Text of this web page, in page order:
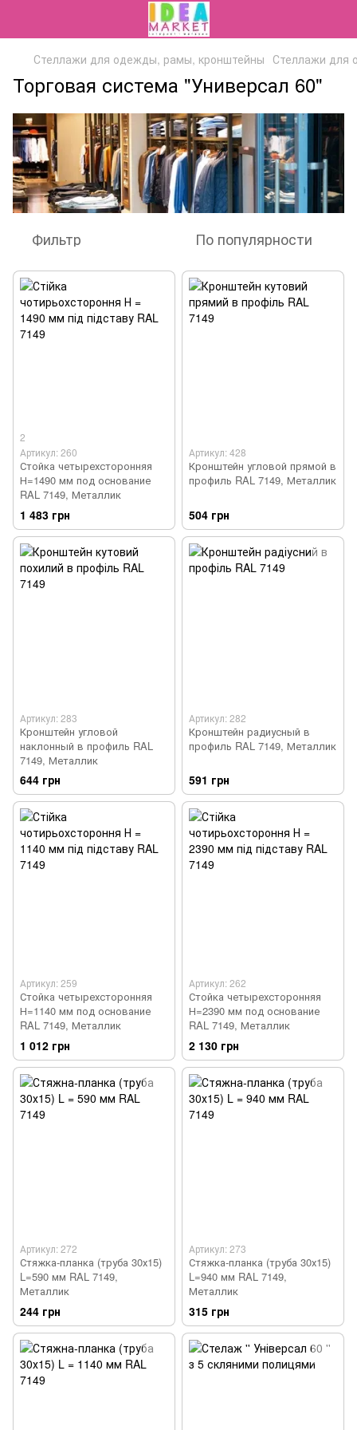
Стеллажи для одежды, рамы, кронштейны Стеллажи для
Торговая система "Универсал 60"
Фильтр По популярности
2
Артикул: 260
Стойка четырехсторонняя
Н=1490 мм под основание
RAL 7149, Металлик
1 483 грн
Артикул: 428
Кронштейн угловой прямой в
профиль RAL 7149, Металлик
504 грн
Артикул: 283
Кронштейн угловой
наклонный в профиль RAL
7149, Металлик
644 грн
Артикул: 282
Кронштейн радиусный в
профиль RAL 7149, Металлик
591 грн
Артикул: 259
Стойка четырехсторонняя
Н=1140 мм под основание
RAL 7149, Металлик
1 012 грн
Артикул: 262
Стойка четырехсторонняя
Н=2390 мм под основание
RAL 7149, Металлик
2 130 грн
Артикул: 272
Стяжка-планка (труба 30х15)
L=590 мм RAL 7149,
Металлик
244 грн
Артикул: 273
Стяжка-планка (труба 30х15)
L=940 мм RAL 7149,
Металлик
315 грн